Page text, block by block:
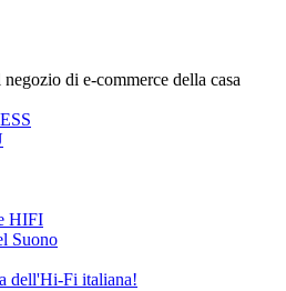
di e-commerce della casa
HIFI
Suono
dell'Hi-Fi italiana!